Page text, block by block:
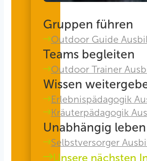
Gruppen führen
Outdoor Guide
Teams begleiten
Outdoor Trainer
Wissen
Erlebnispädagogik
Kräuterpädagogik
Unabhängig leben
Selbstversorger
Unsere nächsten